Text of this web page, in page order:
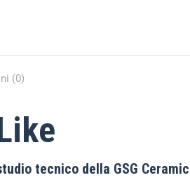
(0)
tecnico della GSG